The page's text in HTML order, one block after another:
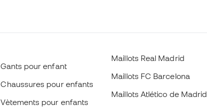
Gants pour enfant
Chaussures pour enfants
Vètements pour enfants
Maillots Real Madrid
Maillots FC Barcelona
Maillots Atlético de Madrid